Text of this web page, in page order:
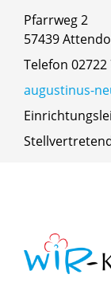
Pfarrweg 2
57439
Telefon 02722
augustinus-